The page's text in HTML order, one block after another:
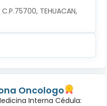
C.P.75700, TEHUACAN,
Oncologo
Interna Cédula: